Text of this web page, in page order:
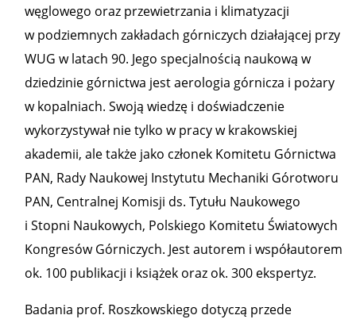
węglowego oraz przewietrzania i klimatyzacji
w podziemnych zakładach górniczych działającej przy
WUG w latach 90. Jego specjalnością naukową w
dziedzinie górnictwa jest aerologia górnicza i pożary
w kopalniach. Swoją wiedzę i doświadczenie
wykorzystywał nie tylko w pracy w krakowskiej
akademii, ale także jako członek Komitetu Górnictwa
PAN, Rady Naukowej Instytutu Mechaniki Górotworu
PAN, Centralnej Komisji ds. Tytułu Naukowego
i Stopni Naukowych, Polskiego Komitetu Światowych
Kongresów Górniczych. Jest autorem i współautorem
ok. 100 publikacji i książek oraz ok. 300 ekspertyz.
Badania prof. Roszkowskiego dotyczą przede